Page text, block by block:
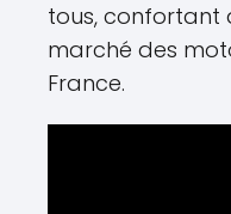
tous, confortant
marché des
France.